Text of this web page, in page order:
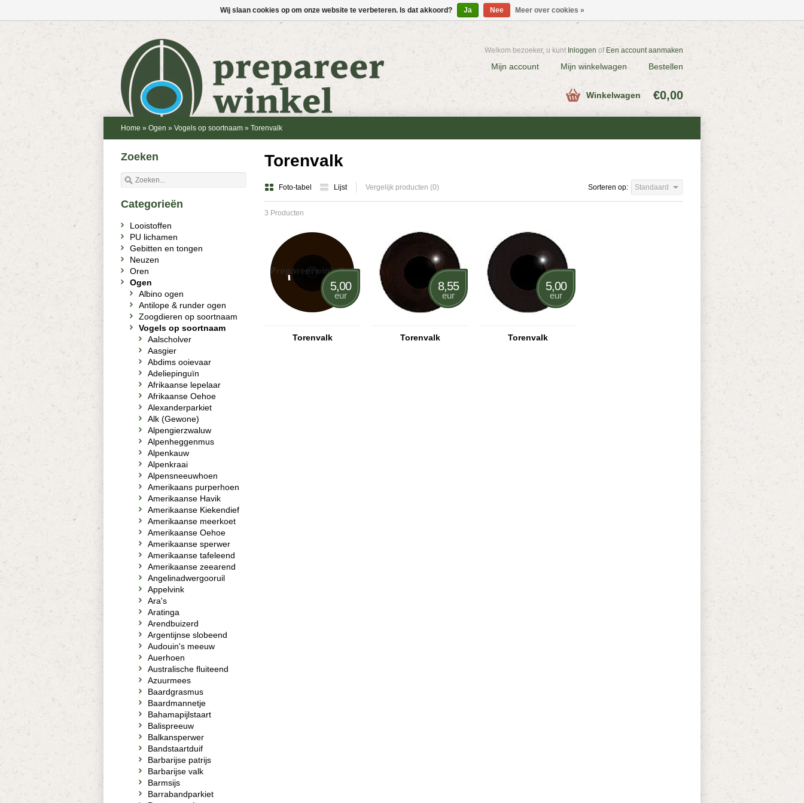
Welkom bezoeker, u kunt Inloggen of Een account aanmaken
Mijn account Mijn winkelwagen Bestellen
Winkelwagen €0,00
Home » Ogen » Vogels op soortnaam » Torenvalk
Torenvalk
Foto-tabel Lijst Vergelijk producten (0) Sorteren op: Standaard
3 Producten
5,00
eur
Torenvalk
8,55
eur
Torenvalk
5,00
eur
Torenvalk
Zoeken
Categorieën
Looistoffen
PU lichamen
Gebitten en tongen
Neuzen
Oren
Ogen
Albino ogen
Antilope & runder ogen
Zoogdieren op soortnaam
Vogels op soortnaam
Aalscholver
Aasgier
Abdims ooievaar
Adeliepinguïn
Afrikaanse lepelaar
Afrikaanse Oehoe
Alexanderparkiet
Alk (Gewone)
Alpengierzwaluw
Alpenheggenmus
Alpenkauw
Alpenkraai
Alpensneeuwhoen
Amerikaans purperhoen
Amerikaanse Havik
Amerikaanse Kiekendief
Amerikaanse meerkoet
Amerikaanse Oehoe
Amerikaanse sperwer
Amerikaanse tafeleend
Amerikaanse zeearend
Angelinadwergooruil
Appelvink
Ara's
Aratinga
Arendbuizerd
Argentijnse slobeend
Audouin's meeuw
Auerhoen
Australische fluiteend
Azuurmees
Baardgrasmus
Baardmannetje
Bahamapijlstaart
Balispreeuw
Balkansperwer
Bandstaartduif
Barbarijse patrijs
Barbarijse valk
Barmsijs
Barrabandparkiet
Wij slaan cookies op om onze website te verbeteren. Is dat akkoord? Ja Nee Meer over cookies »